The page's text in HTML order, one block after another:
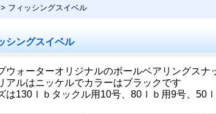
> フィッシングスイベル
シングスイベル
ウォーターオリジナルのボールベアリングスナ
アルはニッケルでカラーはブラックです
は130ｌｂタックル用10号、80ｌｂ用9号、50